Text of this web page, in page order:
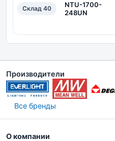
Склад 40
NTU-1700-
248UN
Производители
Все бренды
О компании